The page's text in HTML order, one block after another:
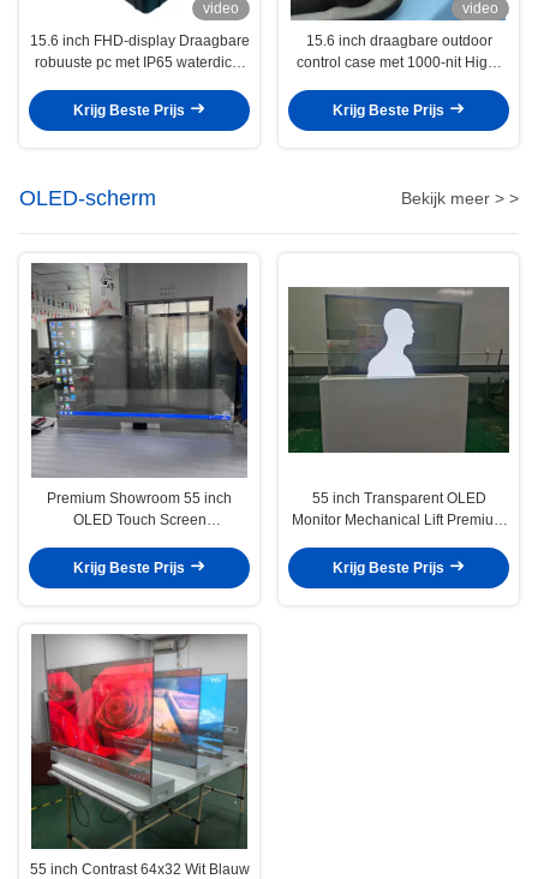
video
15.6 inch FHD-display Draagbare
robuuste pc met IP65 waterdicht
buitengebruik
Krijg Beste Prijs
video
15.6 inch draagbare outdoor
control case met 1000-nit High-
ingebouwd toetsenbord en
Krijg Beste Prijs
OLED-scherm Bekijk meer > >
Premium Showroom 55 inch
OLED Touch Screen
All-in-One Machine
Krijg Beste Prijs
55 inch Transparent OLED
Monitor Mechanical Lift Premium
Krijg Beste Prijs
55 inch Contrast 64x32 Wit Blauw